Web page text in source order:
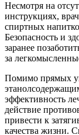
Несмотря на
инструкциях,
спиртных
Безопасность и
заранее
за
Помимо прямых
эффективность
действие
привести к
качества жизни.